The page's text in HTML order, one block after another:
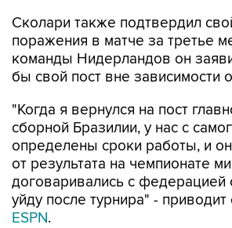
Сколари также подтвердил
поражения в матче за третье
команды Нидерландов он
бы свой пост вне зависимости
"Когда я вернулся на пост
сборной Бразилии, у нас с
определены сроки работы, и
от результата на чемпионате
договаривались с федерацией
уйду после турнира" -
ESPN.